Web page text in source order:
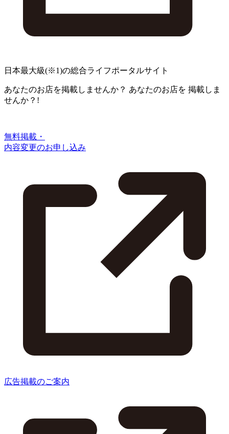
日本最大級(※1)の総合ライフポータルサイト
あなたのお店を掲載しませんか？ あなたのお店を 掲載しま
せんか？!
無料掲載・
内容変更のお申し込み
広告掲載のご案内